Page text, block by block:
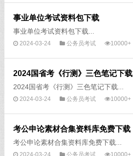
事业单位考试资料包下载
事业单位考试资料包下载...
2024-03-24 公务员考试 10000+
2024国省考《行测》三色笔记下载
2024国省考《行测》三色笔记下载...
2024-03-24 公务员考试 10000+
考公申论素材合集资料库免费下载
考公申论素材合集资料库免费下载...
2024-03-24 公务员考试 10000+